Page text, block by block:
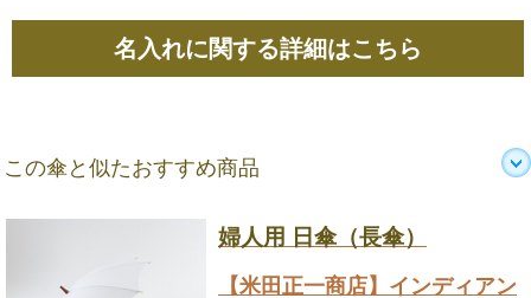
名入れに関する詳細はこちら
この傘と似たおすすめ商品
婦人用 日傘（長傘）
【米田正一商店】インディアン